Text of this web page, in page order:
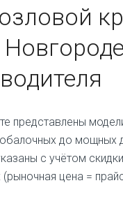
представлены
до мощных
с учётом
цена =